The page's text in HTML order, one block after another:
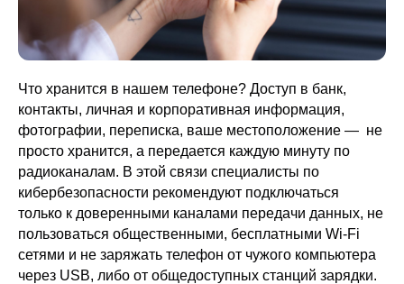
Что хранится в нашем телефоне? Доступ в банк,
контакты, личная и корпоративная информация,
фотографии, переписка, ваше местоположение — не
просто хранится, а передается каждую минуту по
радиоканалам. В этой связи специалисты по
кибербезопасности рекомендуют подключаться
только к доверенными каналами передачи данных, не
пользоваться общественными, бесплатными Wi-Fi
сетями и не заряжать телефон от чужого компьютера
через USB, либо от общедоступных станций зарядки.